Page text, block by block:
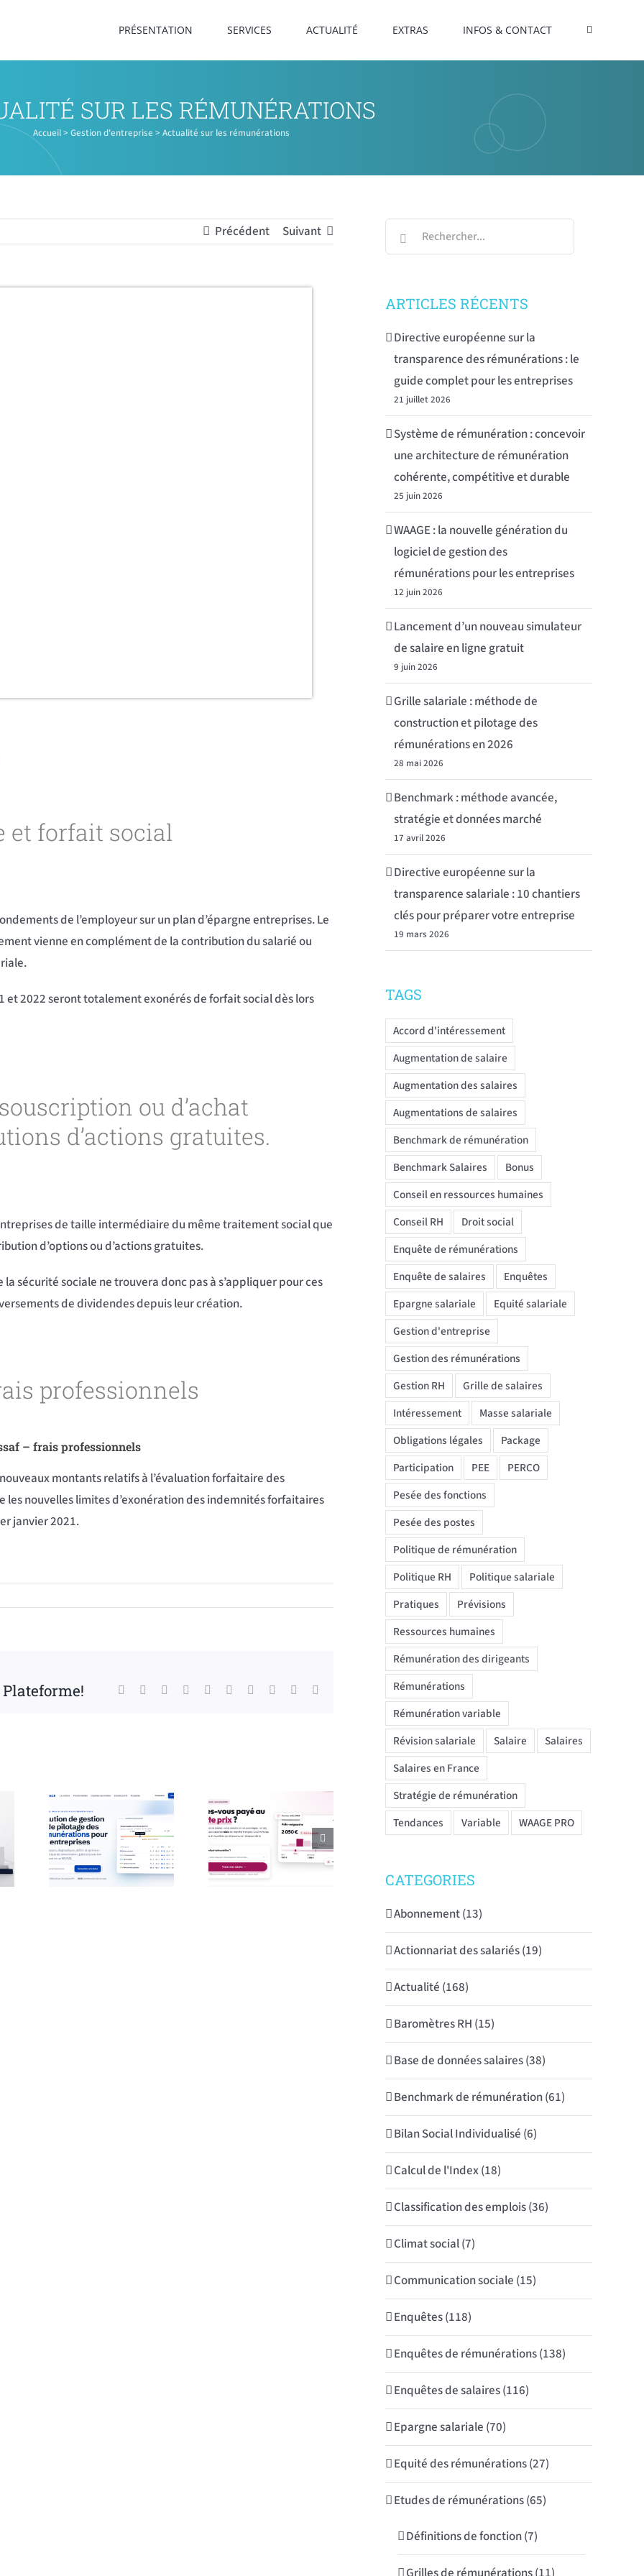
PRÉSENTATION SERVICES ACTUALITÉ EXTRAS INFOS & CONTACT
SUR LES RÉMUNÉRATIONS
Accueil> Gestion d'entreprise > Actualité sur les rémunérations
Précédent Suivant
et forfait social
de l’employeur sur un plan d’épargne entreprises. Le
vienne en complément de la contribution du salarié ou
et 2022 seront totalement exonérés de forfait social dès lors
ou d’achat
d’actions gratuites.
de taille intermédiaire du même traitement social que
d’options ou d’actions gratuites.
sécurité sociale ne trouvera donc pas à s’appliquer pour ces
de dividendes depuis leur création.
professionnels
– frais professionnels
montants relatifs à l’évaluation forfaitaire des
nouvelles limites d’exonération des indemnités forfaitaires
janvier 2021.
Facebook Reddit LinkedInWhatsApp
TumblrPinterest Xing
de
Lancement
d’un nouveau
simulateur
de salaire en
Rechercher:
ARTICLES RÉCENTS
Directive européenne sur la
transparence des rémunérations : le
guide complet pour les entreprises
21 juillet 2026
Système de rémunération : concevoir
une architecture de rémunération
cohérente, compétitive et durable
25 juin 2026
WAAGE : la nouvelle génération du
logiciel de gestion des
rémunérations pour les entreprises
12 juin 2026
Lancement d’un nouveau simulateur
de salaire en ligne gratuit
9 juin 2026
Grille salariale : méthode de
construction et pilotage des
rémunérations en 2026
28 mai 2026
Benchmark : méthode avancée,
stratégie et données marché
17 avril 2026
Directive européenne sur la
transparence salariale : 10 chantiers
clés pour préparer votre entreprise
19 mars 2026
TAGS
Accord d'intéressement
Augmentation de salaire
Augmentation des salaires
Augmentations de salaires
Benchmark de rémunération
Benchmark Salaires
Bonus
Conseil en ressources humaines
Conseil RH
Droit social
Enquête de rémunérations
Enquête de salaires
Enquêtes
Epargne salariale
Equité salariale
Gestion d'entreprise
Gestion des rémunérations
Gestion RH
Grille de salaires
Intéressement
Masse salariale
Obligations légales
Package
Participation
PEE
PERCO
Pesée des fonctions
Pesée des postes
Politique de rémunération
Politique RH
Politique salariale
Pratiques
Prévisions
Ressources humaines
Rémunération des dirigeants
Rémunérations
Rémunération variable
Révision salariale
Salaire
Salaires
Salaires en France
Stratégie de rémunération
Tendances
Variable WAAGE PRO
CATEGORIES
Abonnement (13)
Actionnariat des salariés (19)
Actualité (168)
Baromètres RH (15)
Base de données salaires (38)
Benchmark de rémunération (61)
Bilan Social Individualisé (6)
Calcul de l'Index (18)
Classification des emplois (36)
Climat social (7)
Communication sociale (15)
Enquêtes (118)
Enquêtes de rémunérations (138)
Enquêtes de salaires (116)
Epargne salariale (70)
Equité des rémunérations (27)
Etudes de rémunérations (65)
Définitions de fonction (7)